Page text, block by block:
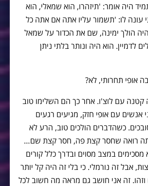
היה אומר: 'תיזהרו, הוא שמאלי, הוא
עונה לו: 'תשמור עליו אתה אם אתה כל
הולך ימינה, שם את הכדור על שמאל
לדמיין. הוא היה ונותר בלתי ניתן
אופי תחרותי, לא?
קטנה עם לוצ'ו. אחר כך הם השלימו טוב
אנשים עם אופי חזק, מגיעים רגעים
כשהדברים הולכים טוב, הרע לא
רואה שחסר קצת פה, חסר קצת שם…
במצב מסוים ובדרך כלל קורים
אבל זה נורמלי. כי בלי זה היה קל יותר
וזהו. זה אני חושב גם מראה מה חשוב לכל